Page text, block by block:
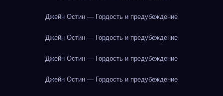
Джейн Остин — Гордость и предубеждение
Джейн Остин — Гордость и предубеждение
Джейн Остин — Гордость и предубеждение
Джейн Остин — Гордость и предубеждение